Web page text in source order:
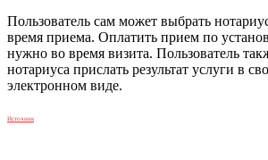
Пользователь сам может выбрать
время приема. Оплатить прием по
нужно во время визита. Пользователь
нотариуса прислать результат услуги в
электронном виде.
Источник